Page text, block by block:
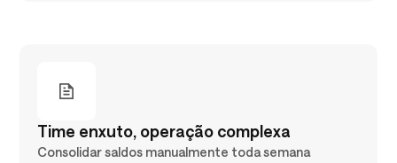
Time enxuto, operação complexa
Consolidar saldos manualmente toda semana